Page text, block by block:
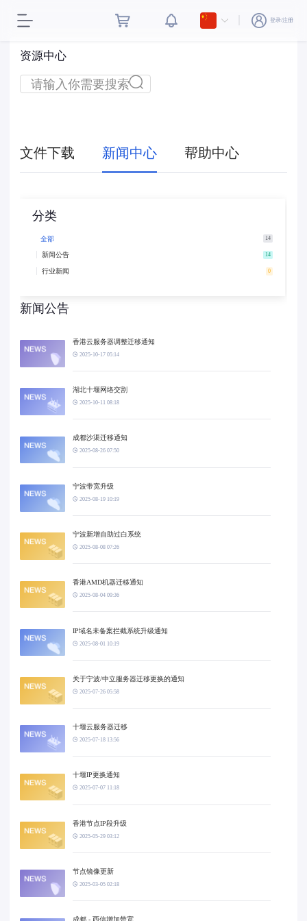
登录/注册
资源中心
文件下载 新闻中心 帮助中心
分类
全部 14
新闻公告 14
行业新闻 0
新闻公告
香港云服务器调整迁移通知
2025-10-17 05:14
湖北十堰网络交割
2025-10-11 08:18
成都沙渠迁移通知
2025-08-26 07:50
宁波带宽升级
2025-08-19 10:19
宁波新增自助过白系统
2025-08-08 07:26
香港AMD机器迁移通知
2025-08-04 09:36
IP域名未备案拦截系统升级通知
2025-08-01 10:19
关于宁波/中立服务器迁移更换的通知
2025-07-26 05:58
十堰云服务器迁移
2025-07-18 13:56
十堰IP更换通知
2025-07-07 11:18
香港节点IP段升级
2025-05-29 03:12
节点镜像更新
2025-03-05 02:18
成都 - 西信增加带宽